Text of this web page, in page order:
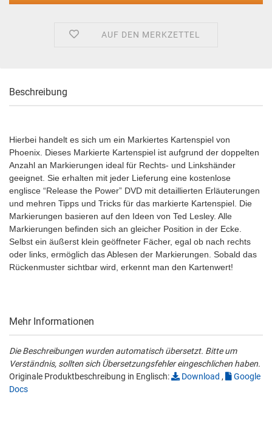
AUF DEN MERKZETTEL
Beschreibung
Hierbei handelt es sich um ein Markiertes Kartenspiel von
Phoenix. Dieses Markierte Kartenspiel ist aufgrund der doppelten
Anzahl an Markierungen ideal für Rechts- und Linkshänder
geeignet. Sie erhalten mit jeder Lieferung eine kostenlose
englisce “Release the Power” DVD mit detaillierten Erläuterungen
und mehren Tipps und Tricks für das markierte Kartenspiel. Die
Markierungen basieren auf den Ideen von Ted Lesley. Alle
Markierungen befinden sich an gleicher Position in der Ecke.
Selbst ein äußerst klein geöffneter Fächer, egal ob nach rechts
oder links, ermöglich das Ablesen der Markierungen. Sobald das
Rückenmuster sichtbar wird, erkennt man den Kartenwert!
Mehr Informationen
Die Beschreibungen wurden automatisch übersetzt. Bitte um
Verständnis, sollten sich Übersetzungsfehler eingeschlichen haben.
Originale Produktbeschreibung in Englisch:
Download ,
Google
Docs